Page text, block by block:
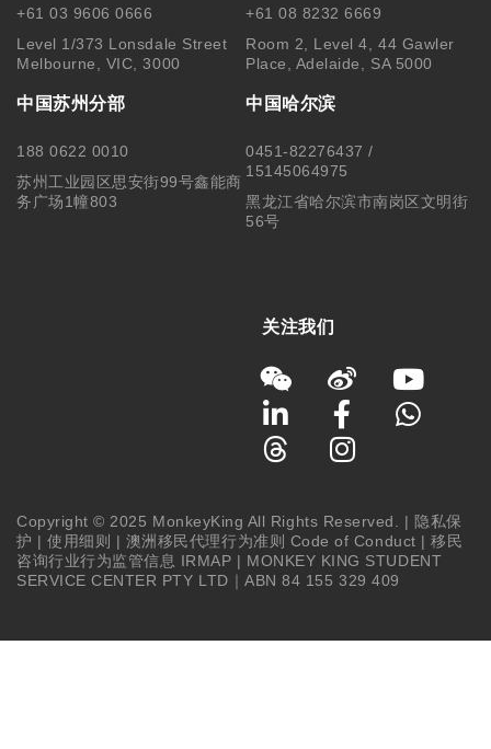
+61 03 9606 0666
Level 1/373 Lonsdale Street
Melbourne, VIC, 3000
+61 08 8232 6669
Room 2, Level 4, 44 Gawler
Place, Adelaide, SA 5000
中国苏州分部
188 0622 0010
苏州工业园区思安街99号鑫能商
务广场1幢803
中国哈尔滨
0451-82276437 /
15145064975
黑龙江省哈尔滨市南岗区文明街
56号
关注我们
Copyright © 2025 MonkeyKing All Rights Reserved. | 隐私保
护 |使用细则 | 澳洲移民代理行为准则 Code of Conduct |移民
咨询行业行为监管信息 IRMAP | MONKEY KING STUDENT
SERVICE CENTER PTY LTD｜ABN 84 155 329 409